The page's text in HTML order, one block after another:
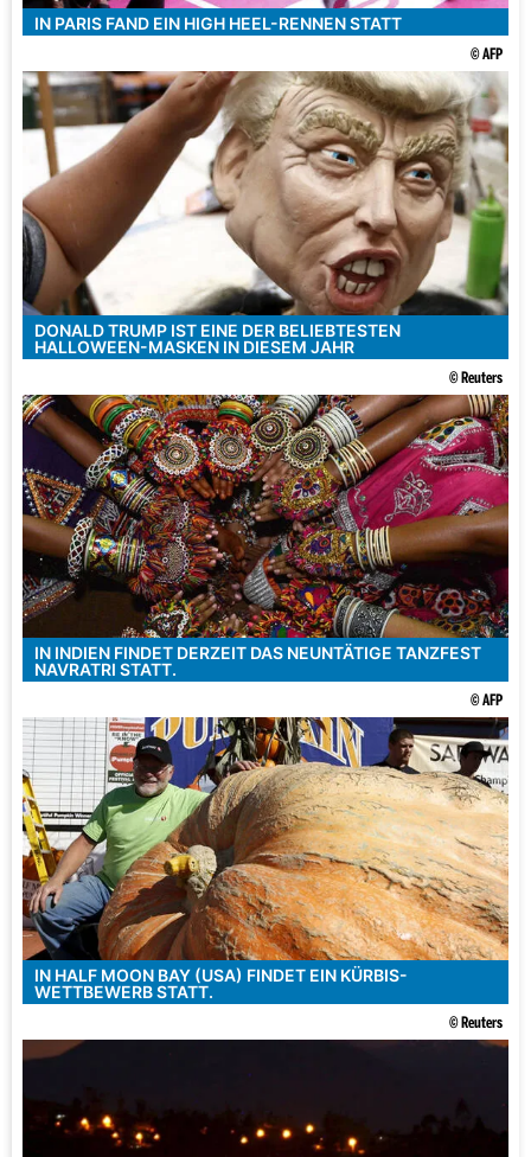
IN PARIS FAND EIN HIGH HEEL-RENNEN STATT
© AFP
DONALD TRUMP IST EINE DER BELIEBTESTEN
HALLOWEEN-MASKEN IN DIESEM JAHR
© Reuters
IN INDIEN FINDET DERZEIT DAS NEUNTÄTIGE TANZFEST
NAVRATRI STATT.
© AFP
IN HALF MOON BAY (USA) FINDET EIN KÜRBIS-
WETTBEWERB STATT.
© Reuters